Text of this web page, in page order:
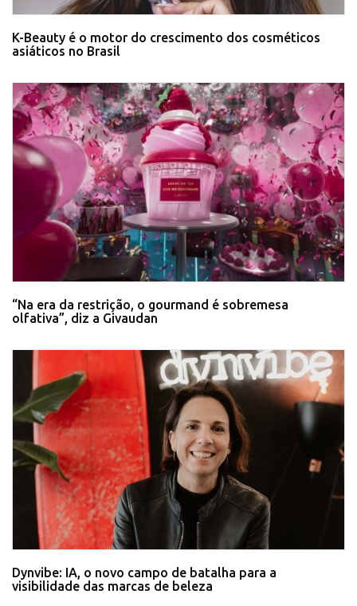
K-Beauty é o motor do crescimento dos cosméticos
asiáticos no Brasil
“Na era da restrição, o gourmand é sobremesa
olfativa”, diz a Givaudan
Dynvibe: IA, o novo campo de batalha para a
visibilidade das marcas de beleza